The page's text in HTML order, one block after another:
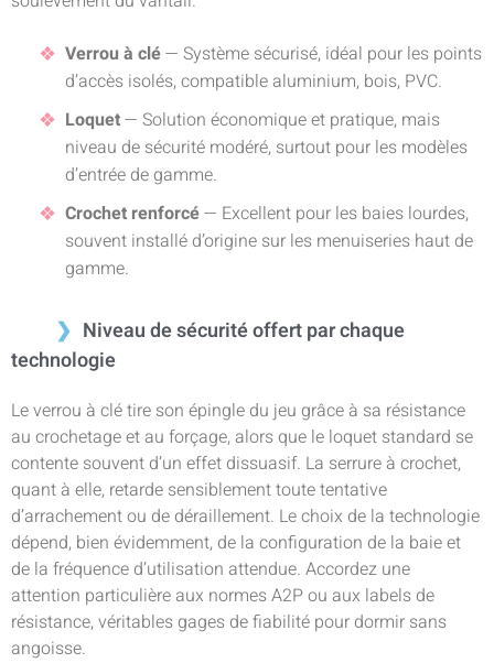
Verrou à clé— Système sécurisé, idéal pour les points
d’accès isolés, compatible aluminium, bois, PVC.
Loquet— Solution économique et pratique, mais
niveau de sécurité modéré, surtout pour les modèles
d’entrée de gamme.
Crochet renforcé— Excellent pour les baies lourdes,
souvent installé d’origine sur les menuiseries haut de
gamme.
Niveau de sécurité offert par chaque
technologie
Le verrou à clé tire son épingle du jeu grâce à sa résistance
au crochetage et au forçage, alors que le loquet standard se
contente souvent d’un effet dissuasif. La serrure à crochet,
quant à elle, retarde sensiblement toute tentative
d’arrachement ou de déraillement. Le choix de la technologie
dépend, bien évidemment, de la configuration de la baie et
de la fréquence d’utilisation attendue. Accordez une
attention particulière aux normes A2P ou aux labels de
résistance, véritables gages de fiabilité pour dormir sans
angoisse.